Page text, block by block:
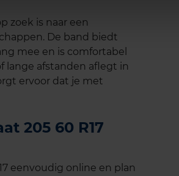
zoek is naar een
De band biedt
mee en is comfortabel
lange afstanden aflegt in
ervoor dat je met
205 60 R17
eenvoudig online en plan